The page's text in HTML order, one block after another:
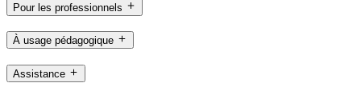
Pour les professionnels
À usage pédagogique
Assistance